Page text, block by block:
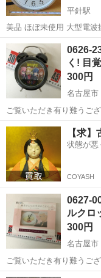
平針駅
美品 ほぼ未使用 大型電
計 SyncWAVE（シンクウェーブ） SAJ-
です。キズもない.匂い
設...
愛知 名古屋市
0626-
く!
300円
名古屋市
ご覧いただき有り難うございます。 名古屋市とジモ
運営しています。 粗⼤ご
スしています。 ★★★★★ ご自宅にある不要品を是非ジモティースポ
ットへお持ち込...
愛知 名古屋市 時
【求
状態が悪
COYASH
0627-
ルクロ
300円
名古屋市
ご覧いただき有り難うございます。 名古屋市とジモ
運営しています。 粗⼤ご